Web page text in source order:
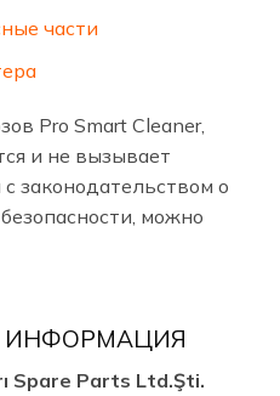
части
Pro Smart Cleaner,
и не вызывает
законодательством о
можно
ИНФОРМАЦИЯ
Spare Parts Ltd.Şti.